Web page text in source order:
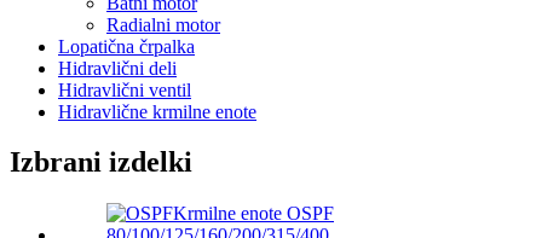
Radialni motor
Lopatična črpalka
Hidravlični deli
Hidravlični ventil
Hidravlične krmilne enote
Izbrani izdelki